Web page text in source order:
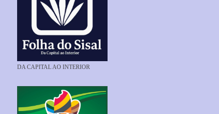
DA CAPITAL AO INTERIOR